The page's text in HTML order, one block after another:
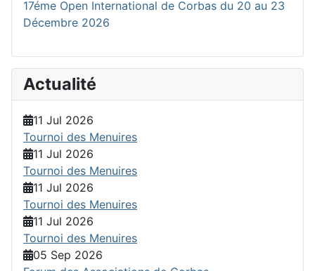
17éme Open International de Corbas du 20 au 23
Décembre 2026
Actualité
11 Jul 2026
Tournoi des Menuires
11 Jul 2026
Tournoi des Menuires
11 Jul 2026
Tournoi des Menuires
11 Jul 2026
Tournoi des Menuires
05 Sep 2026